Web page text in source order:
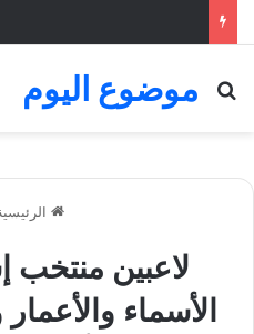
موضوع اليوم
بحث عن
الأسماء والأعمار